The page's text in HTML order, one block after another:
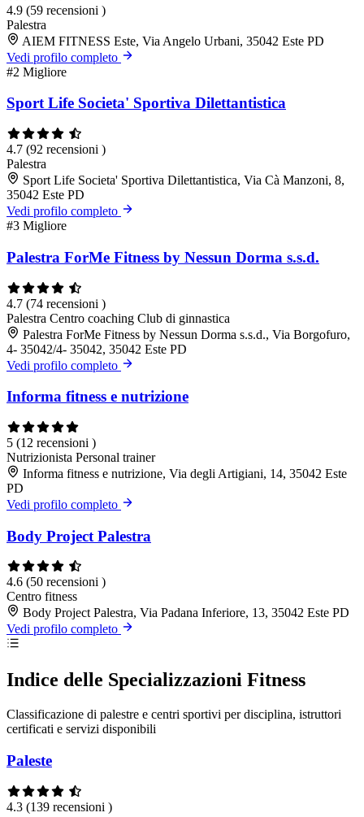
4.9 (59 recensioni )
Palestra
AIEM FITNESS Este, Via Angelo Urbani, 35042 Este PD
Vedi profilo completo
#2 Migliore
Sport Life Societa' Sportiva Dilettantistica
4.7 (92 recensioni )
Palestra
Sport Life Societa' Sportiva Dilettantistica, Via Cà Manzoni, 8,
35042 Este PD
Vedi profilo completo
#3 Migliore
Palestra ForMe Fitness by Nessun Dorma s.s.d.
4.7 (74 recensioni )
Palestra Centro coaching Club di ginnastica
Palestra ForMe Fitness by Nessun Dorma s.s.d., Via Borgofuro,
4- 35042/4- 35042, 35042 Este PD
Vedi profilo completo
Informa fitness e nutrizione
5 (12 recensioni )
Nutrizionista Personal trainer
Informa fitness e nutrizione, Via degli Artigiani, 14, 35042 Este
PD
Vedi profilo completo
Body Project Palestra
4.6 (50 recensioni )
Centro fitness
Body Project Palestra, Via Padana Inferiore, 13, 35042 Este PD
Vedi profilo completo
Indice delle Specializzazioni Fitness
Classificazione di palestre e centri sportivi per disciplina, istruttori
certificati e servizi disponibili
Paleste
4.3 (139 recensioni )